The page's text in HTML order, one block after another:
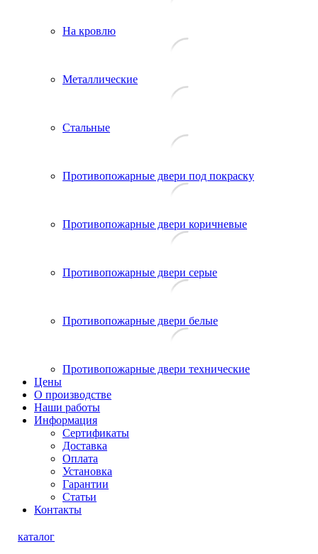
На кровлю
Металлические
Стальные
Противопожарные двери под покраску
Противопожарные двери коричневые
Противопожарные двери серые
Противопожарные двери белые
Противопожарные двери технические
Цены
О производстве
Наши работы
Информация
Сертификаты
Доставка
Оплата
Установка
Гарантии
Статьи
Контакты
каталог